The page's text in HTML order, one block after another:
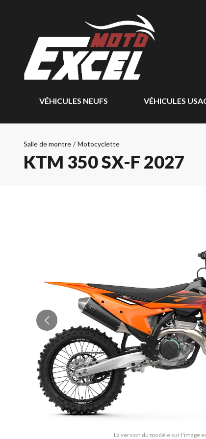
VÉHICULES NEUFS VÉHICULES
Salle de montre / Motocyclette
KTM 350 SX-F 2027
La version du modèle sur l'image